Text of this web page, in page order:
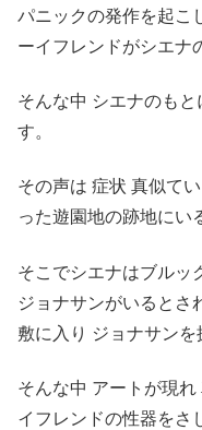
パニックの発作を起こ
ーイフレンドがシエナ
そんな中 シエナのも
す。
その声は 症状 真似て
った遊園地の跡地にい
そこでシエナはブルッ
ジョナサンがいるとさ
敷に入り ジョナサンを
そんな中 アートが現
イフレンドの性器をさ